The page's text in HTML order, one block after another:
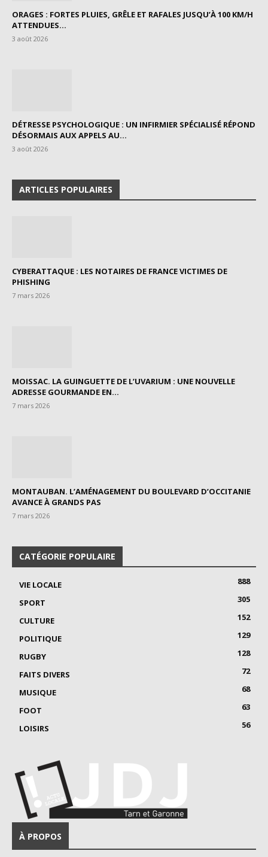
ORAGES : FORTES PLUIES, GRÊLE ET RAFALES JUSQU’À 100 KM/H
ATTENDUES...
3 août 2026
DÉTRESSE PSYCHOLOGIQUE : UN INFIRMIER SPÉCIALISÉ RÉPOND
DÉSORMAIS AUX APPELS AU...
3 août 2026
ARTICLES POPULAIRES
CYBERATTAQUE : LES NOTAIRES DE FRANCE VICTIMES DE
PHISHING
7 mars 2026
MOISSAC. LA GUINGUETTE DE L’UVARIUM : UNE NOUVELLE
ADRESSE GOURMANDE EN...
7 mars 2026
MONTAUBAN. L’AMÉNAGEMENT DU BOULEVARD D’OCCITANIE
AVANCE À GRANDS PAS
7 mars 2026
CATÉGORIE POPULAIRE
VIE LOCALE
888
SPORT
305
CULTURE
152
POLITIQUE
129
RUGBY
128
FAITS DIVERS
72
MUSIQUE
68
FOOT
63
LOISIRS
56
À PROPOS